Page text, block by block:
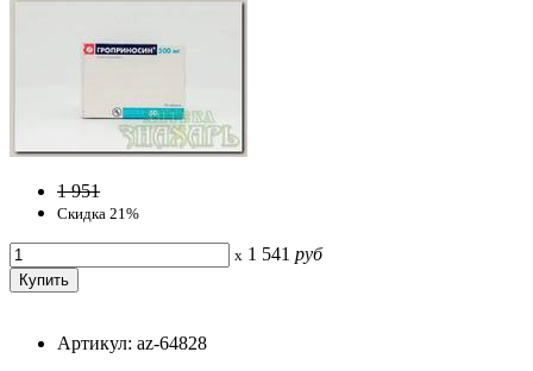
1 951
Скидка 21%
x 1 541 руб
Артикул: az-64828